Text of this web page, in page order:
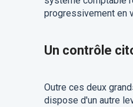
progressivement en
Un contrôle
Outre ces deux
dispose d'un autre